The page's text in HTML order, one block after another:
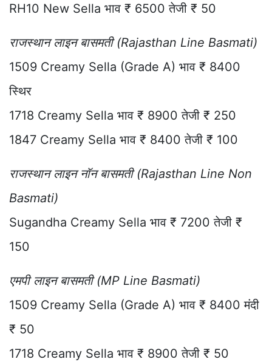
RH10 New Sella भाव ₹ 6500 तेजी ₹ 50
राजस्थान लाइन बासमती (Rajasthan Line Basmati)
1509 Creamy Sella (Grade A) भाव ₹ 8400
स्थिर
1718 Creamy Sella भाव ₹ 8900 तेजी ₹ 250
1847 Creamy Sella भाव ₹ 8400 तेजी ₹ 100
राजस्थान लाइन नॉन बासमती (Rajasthan Line Non
Basmati)
Sugandha Creamy Sella भाव ₹ 7200 तेजी ₹
150
एमपी लाइन बासमती (MP Line Basmati)
1509 Creamy Sella (Grade A) भाव ₹ 8400 मंदी
₹ 50
1718 Creamy Sella भाव ₹ 8900 तेजी ₹ 50